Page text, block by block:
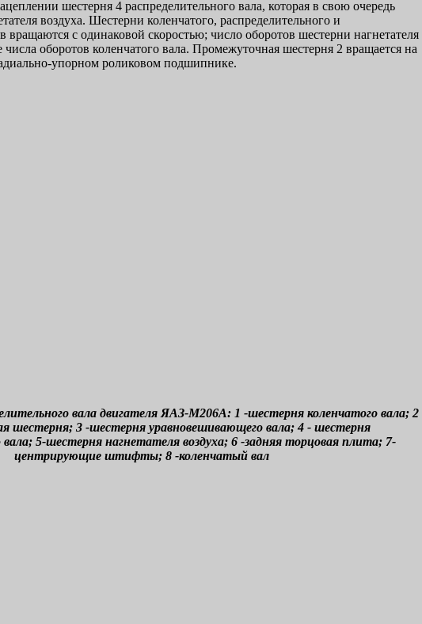
шестерня 4 распределительного вала, которая в свою очередь
воздуха. Шестерни коленчатого, распределительного и
с одинаковой скоростью; число оборотов шестерни нагнетателя
числа оборотов коленчатого вала. Промежуточная шестерня 2 вращается на
упорном роликовом подшипнике.
вала двигателя ЯАЗ-М206А: 1 -шестерня коленчатого вала; 2
шестерня; 3 -шестерня уравновешивающего вала; 4 - шестерня
вала; 5-шестерня нагнетателя воздуха; 6 -задняя торцовая плита; 7-
центрирующие штифты; 8 -коленчатый вал